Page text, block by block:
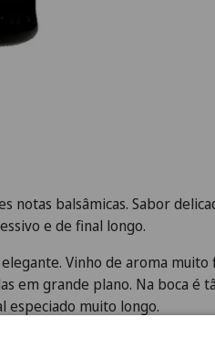
notas balsâmicas. Sabor
e de final longo.
Vinho de aroma muito
em grande plano. Na boca é
especiado muito longo.